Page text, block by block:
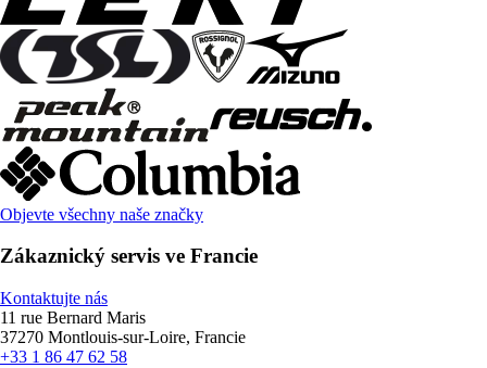
Objevte všechny naše značky
Zákaznický servis ve Francie
Kontaktujte nás
11 rue Bernard Maris
37270 Montlouis-sur-Loire, Francie
+33 1 86 47 62 58